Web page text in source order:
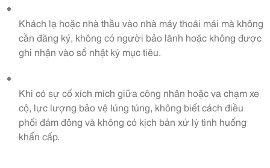
Khách lạ hoặc nhà thầu vào nhà máy thoải mái mà không
cần đăng ký, không có người bảo lãnh hoặc không được
ghi nhận vào sổ nhật ký mục tiêu.
Khi có sự cố xích mích giữa công nhân hoặc va chạm xe
cộ, lực lượng bảo vệ lúng túng, không biết cách điều
phối đám đông và không có kịch bản xử lý tình huống
khẩn cấp.